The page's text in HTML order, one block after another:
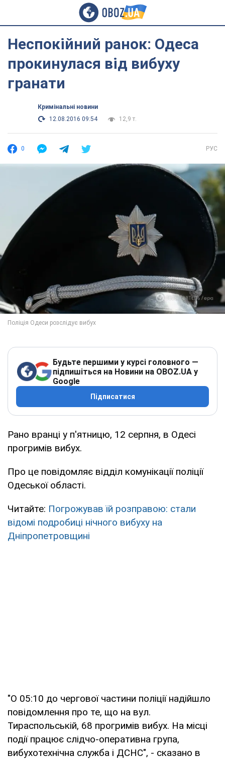
Неспокійний ранок: Одеса
прокинулася від вибуху
гранати
Кримінальні новини
12.08.2016 09:54
12,9 т.
0 РУС
Будьте першими у курсі головного —
підпишіться на Новини на OBOZ.UA у
Google
Підписатися
Рано вранці у п'ятницю, 12 серпня, в Одесі
прогримів вибух.
Про це повідомляє відділ комунікації поліції
Одеської області.
Читайте: Погрожував їй розправою: стали
відомі подробиці нічного вибуху на
Дніпропетровщині
"О 05:10 до чергової частини поліції надійшло
повідомлення про те, що на вул.
Тираспольській, 68 прогримів вибух. На місці
події працює слідчо-оперативна група,
вибухотехнічна служба і ДСНС", - сказано в